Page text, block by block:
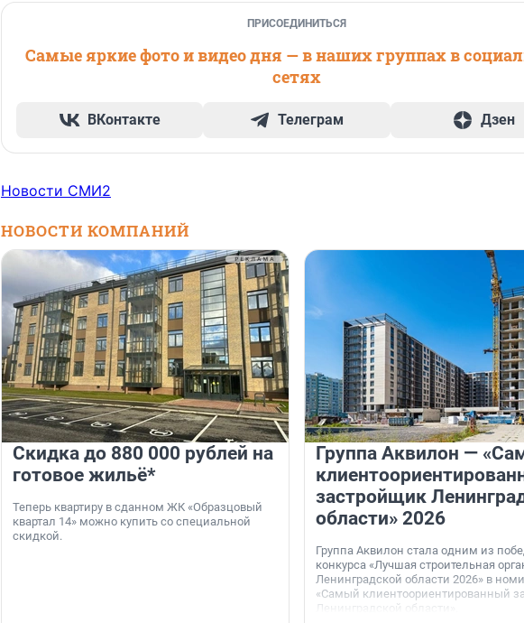
ПРИСОЕДИНИТЬСЯ
Самые яркие фото и видео дня — в наших группах в
сетях
ВКонтакте Телеграм Дзен
Новости СМИ2
НОВОСТИ КОМПАНИЙ
Скидка до 880 000 рублей на
готовое жильё*
Теперь квартиру в сданном ЖК «Образцовый
квартал 14» можно купить со специальной
скидкой.
Группа Аквилон —
застройщик
области» 2026
Группа Аквилон стала одним из
конкурса «Лучшая строительная
Ленинградской области 2026» в
«Самый клиентоориентированный
Ленинградской области».